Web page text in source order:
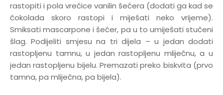
rastopiti i pola vrećice vanilin šećera (dodati ga kad se
čokolada skoro rastopi i miješati neko vrijeme).
Smiksati mascarpone i šećer, pa u to umiješati stučeni
šlag. Podijeliti smjesu na tri dijela – u jedan dodati
rastopljenu tamnu, u jedan rastopljenu mliječnu, a u
jedan rastopljenu bijelu. Premazati preko biskvita (prvo
tamna, pa mliječna, pa bijela).